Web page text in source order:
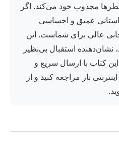
مجذوب خود می‌کند. اگر
داستانی عمیق و احساسی
مارشال 1» انتخابی عالی برای شماست. این
استقبال بی‌نظیر
کتاب با ارسال سریع و
ناز مراجعه کنید و از